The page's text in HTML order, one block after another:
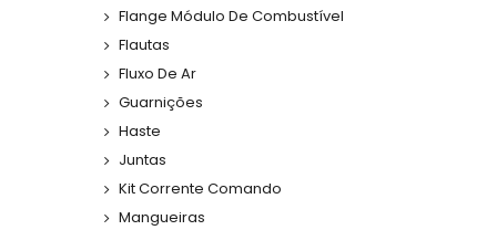
Flange Módulo De Combustível
Flautas
Fluxo De Ar
Guarnições
Haste
Juntas
Kit Corrente Comando
Mangueiras